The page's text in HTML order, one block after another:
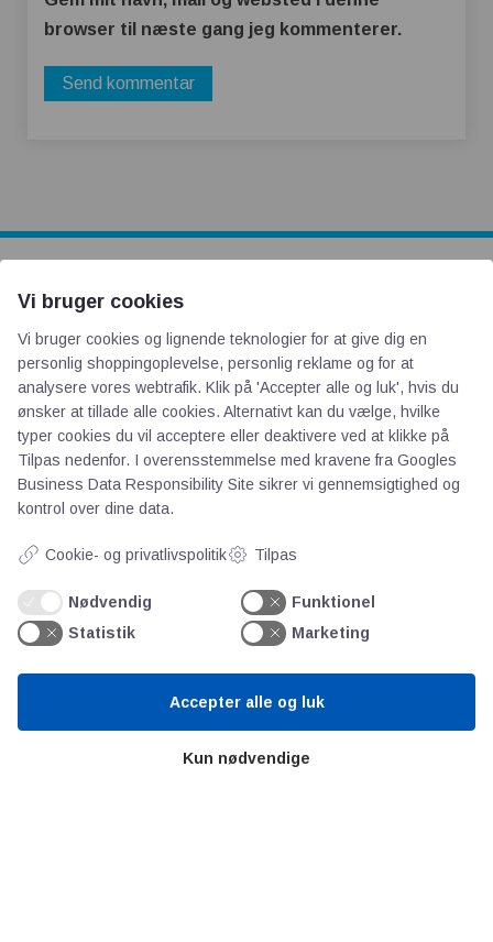
browser til næste gang jeg kommenterer.
AOT
Om os
Priser
Kontakt
Persondata
Bitva
Videncentre
Litteratur
Ståbi
Vi bruger cookies
Vi bruger cookies og lignende teknologier for at give dig en
personlig shoppingoplevelse, personlig reklame og for at
analysere vores webtrafik. Klik på 'Accepter alle og luk', hvis du
ønsker at tillade alle cookies. Alternativt kan du vælge, hvilke
typer cookies du vil acceptere eller deaktivere ved at klikke på
Tilpas nedenfor. I overensstemmelse med kravene fra Googles
Business Data Responsibility Site sikrer vi gennemsigtighed og
kontrol over dine data.
Cookie- og privatlivspolitik Tilpas
Nødvendig
Funktionel
Statistik
Marketing
Kun nødvendige
Accepter alle og luk